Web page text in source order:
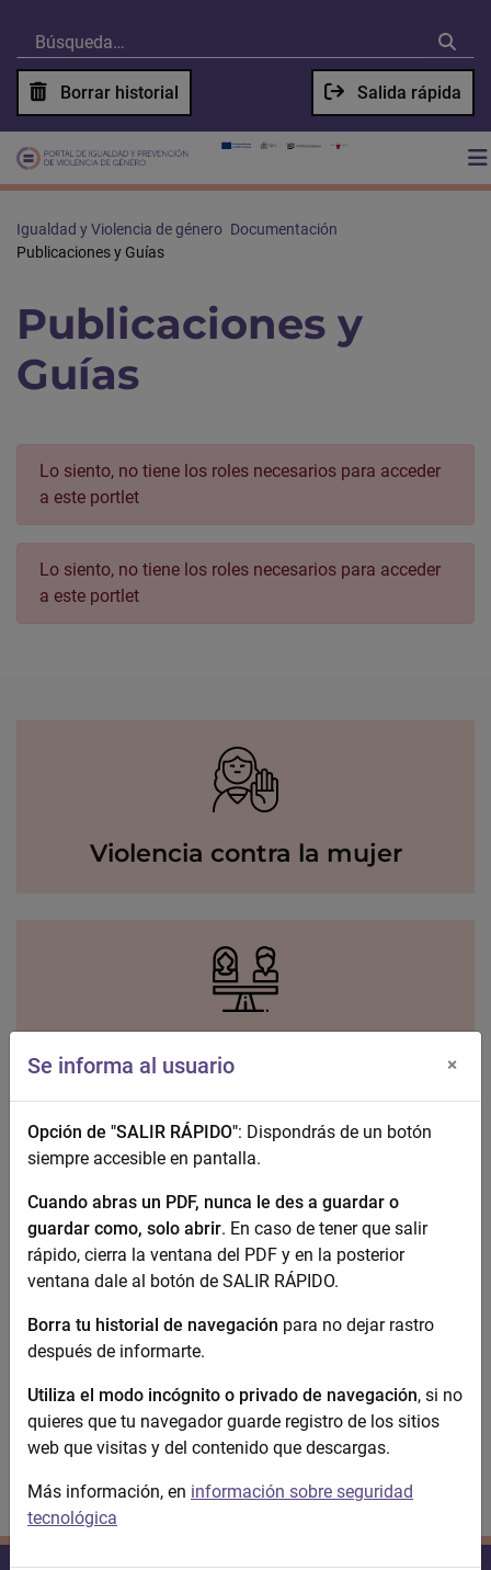
Borrar historial Salida rápida
Igualdad y Violencia de género Documentación
Publicaciones y Guías
Publicaciones y
Guías
Lo siento, no tiene los roles necesarios para acceder
a este portlet
Lo siento, no tiene los roles necesarios para acceder
a este portlet
Violencia contra la mujer
Igualdad
Recursos y Servicios
Documentación
Se informa al usuario ×
Opción de "SALIR RÁPIDO": Dispondrás de un botón
siempre accesible en pantalla.
Cuando abras un PDF, nunca le des a guardar o
guardar como, solo abrir. En caso de tener que salir
rápido, cierra la ventana del PDF y en la posterior
ventana dale al botón de SALIR RÁPIDO.
Borra tu historial de navegación para no dejar rastro
después de informarte.
Utiliza el modo incógnito o privado de navegación, si no
quieres que tu navegador guarde registro de los sitios
web que visitas y del contenido que descargas.
Más información, en información sobre seguridad
tecnológica